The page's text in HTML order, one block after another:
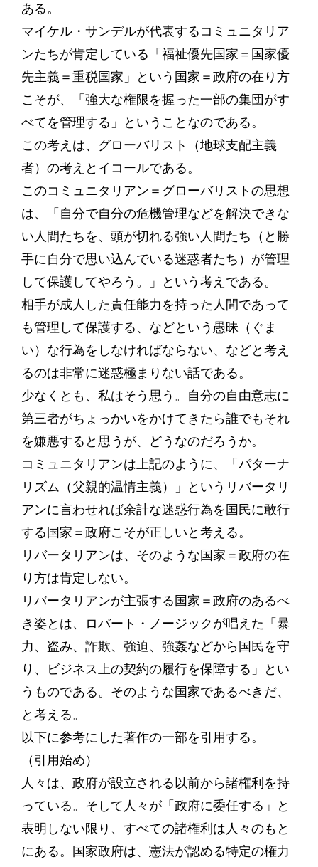
ある。
マイケル・サンデルが代表するコミュニタリア
ンたちが肯定している「福祉優先国家＝国家優
先主義＝重税国家」という国家＝政府の在り方
こそが、「強大な権限を握った一部の集団がす
べてを管理する」ということなのである。
この考えは、グローバリスト（地球支配主義
者）の考えとイコールである。
このコミュニタリアン＝グローバリストの思想
は、「自分で自分の危機管理などを解決できな
い人間たちを、頭が切れる強い人間たち（と勝
手に自分で思い込んでいる迷惑者たち）が管理
して保護してやろう。」という考えである。
相手が成人した責任能力を持った人間であって
も管理して保護する、などという愚昧（ぐま
い）な行為をしなければならない、などと考え
るのは非常に迷惑極まりない話である。
少なくとも、私はそう思う。自分の自由意志に
第三者がちょっかいをかけてきたら誰でもそれ
を嫌悪すると思うが、どうなのだろうか。
コミュニタリアンは上記のように、「パターナ
リズム（父親的温情主義）」というリバータリ
アンに言わせれば余計な迷惑行為を国民に敢行
する国家＝政府こそが正しいと考える。
リバータリアンは、そのような国家＝政府の在
り方は肯定しない。
リバータリアンが主張する国家＝政府のあるべ
き姿とは、ロバート・ノージックが唱えた「暴
力、盗み、詐欺、強迫、強姦などから国民を守
り、ビジネス上の契約の履行を保障する」とい
うものである。そのような国家であるべきだ、
と考える。
以下に参考にした著作の一部を引用する。
（引用始め）
人々は、政府が設立される以前から諸権利を持
っている。そして人々が「政府に委任する」と
表明しない限り、すべての諸権利は人々のもと
にある。国家政府は、憲法が認める特定の権力